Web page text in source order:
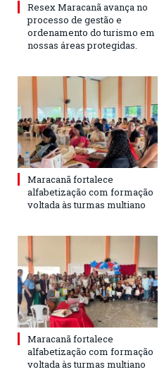
Resex Maracanã avança no
processo de gestão e
ordenamento do turismo em
nossas áreas protegidas.
Maracanã fortalece
alfabetização com formação
voltada às turmas multiano
Maracanã fortalece
alfabetização com formação
voltada às turmas multiano